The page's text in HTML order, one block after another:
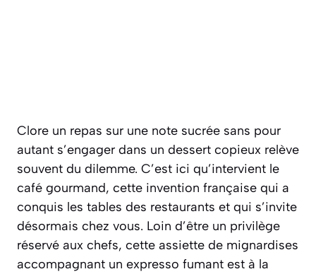
Clore un repas sur une note sucrée sans pour
autant s’engager dans un dessert copieux relève
souvent du dilemme. C’est ici qu’intervient le
café gourmand, cette invention française qui a
conquis les tables des restaurants et qui s’invite
désormais chez vous. Loin d’être un privilège
réservé aux chefs, cette assiette de mignardises
accompagnant un expresso fumant est à la